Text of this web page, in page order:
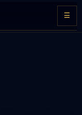
☰